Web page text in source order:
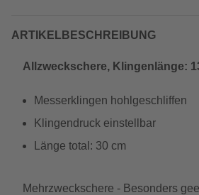
ARTIKELBESCHREIBUNG
Allzweckschere, Klingenlänge:
Messerklingen hohlgeschliffen
Klingendruck einstellbar
Länge total: 30 cm
Mehrzweckschere - Besonders